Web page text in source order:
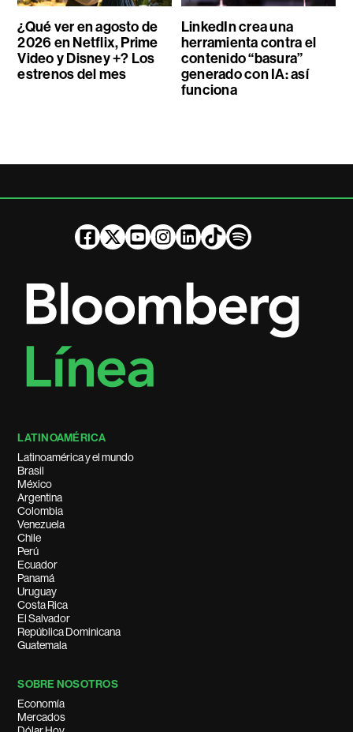
¿Qué ver en agosto de
2026 en Netflix, Prime
Video y Disney +? Los
estrenos del mes
LinkedIn crea una
herramienta contra el
contenido “basura”
generado con IA: así
funciona
LATINOAMÉRICA
Latinoamérica y el mundo
Brasil
México
Argentina
Colombia
Venezuela
Chile
Perú
Ecuador
Panamá
Uruguay
Costa Rica
El Salvador
República Dominicana
Guatemala
SOBRE NOSOTROS
Economía
Mercados